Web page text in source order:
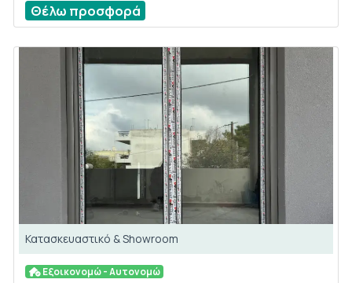
Θέλω προσφορά
Κατασκευαστικό & Showroom
Εξοικονομώ - Αυτονομώ